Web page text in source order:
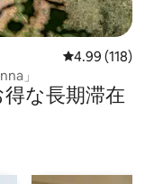
レビュー118
4.99 (118)
」
な長⁠期⁠滞⁠在